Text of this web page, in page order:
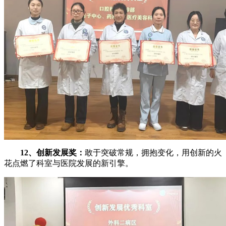
12、创新发展奖： 敢于突破常规，拥抱变化，用创新的火
花点燃了科室与医院发展的新引擎。